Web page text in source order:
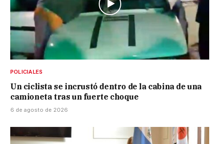
POLICIALES
Un ciclista se incrustó dentro de la cabina de una
camioneta tras un fuerte choque
6 de agosto de 2026